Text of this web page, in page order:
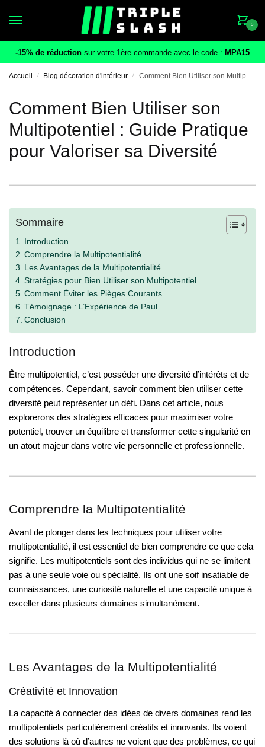
0
-15% de réduction sur votre 1ère commande avec le code : MPA15
Accueil / Blog décoration d'intérieur / Comment Bien Utiliser son Multipotentiel : Guide Pratique pour Valoriser sa Diversité
Comment Bien Utiliser son
Multipotentiel : Guide Pratique
pour Valoriser sa Diversité
Sommaire
Introduction
Comprendre la Multipotentialité
Les Avantages de la Multipotentialité
Stratégies pour Bien Utiliser son Multipotentiel
Comment Éviter les Pièges Courants
Témoignage : L’Expérience de Paul
Conclusion
Introduction
Être multipotentiel, c’est posséder une diversité d’intérêts et de
compétences. Cependant, savoir comment bien utiliser cette
diversité peut représenter un défi. Dans cet article, nous
explorerons des stratégies efficaces pour maximiser votre
potentiel, trouver un équilibre et transformer cette singularité en
un atout majeur dans votre vie personnelle et professionnelle.
Comprendre la Multipotentialité
Avant de plonger dans les techniques pour utiliser votre
multipotentialité, il est essentiel de bien comprendre ce que cela
signifie. Les multipotentiels sont des individus qui ne se limitent
pas à une seule voie ou spécialité. Ils ont une soif insatiable de
connaissances, une curiosité naturelle et une capacité unique à
exceller dans plusieurs domaines simultanément.
Les Avantages de la Multipotentialité
Créativité et Innovation
La capacité à connecter des idées de divers domaines rend les
multipotentiels particulièrement créatifs et innovants. Ils voient
des solutions là où d’autres ne voient que des problèmes, ce qui